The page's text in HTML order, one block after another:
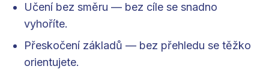
Učení bez směru — bez cíle se snadno
vyhoříte.
Přeskočení základů — bez přehledu se těžko
orientujete.